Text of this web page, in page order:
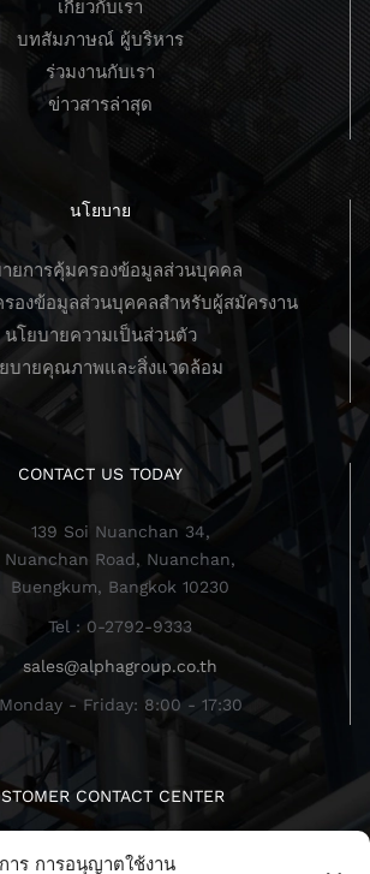
าร การอนุญาตใช้งาน
เกี่ยวกับเรา
บทสัมภาษณ์ ผู้บริหาร
ร่วมงานกับเรา
ข่าวสารล่าสุด
นโยบาย
ยการคุ้มครองข้อมูลส่วนบุคคล
องข้อมูลส่วนบุคคลสำหรับผู้สมัครงาน
นโยบายความเป็นส่วนตัว
บายคุณภาพและสิ่งแวดล้อม
CONTACT US TODAY
139 Soi Nuanchan 34,
Nuanchan Road, Nuanchan,
Buengkum, Bangkok 10230
Tel : 0-2792-9333
sales@alphagroup.co.th
Monday - Friday: 8:00 - 17:30
CONTACT CENTER